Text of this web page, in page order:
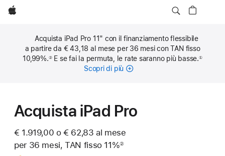
Apple
Acquista iPad Pro 11" con il finanziamento flessibile
a partire da € 43,18 al mese per 36 mesi con TAN fisso
10,99%.②E se fai la permuta, le rate saranno più basse.①
Scopri di più sulle
Acquista iPad Pro
€ 1.919,00 o € 62,83 al mese
per 36 mesi, TAN fisso 11%②